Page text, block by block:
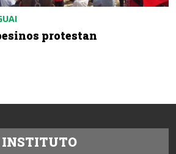
protestan
INSTITUTO